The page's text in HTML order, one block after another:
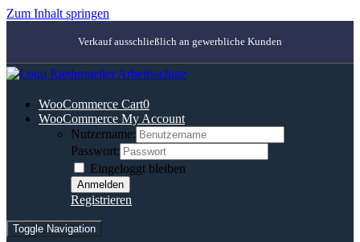
Zum Inhalt springen
Verkauf ausschließlich an gewerbliche Kunden
WooCommerce Cart0
WooCommerce My Account
Nutzername:
Passwort:
Eingeloggt bleiben
Registrieren
Toggle Navigation